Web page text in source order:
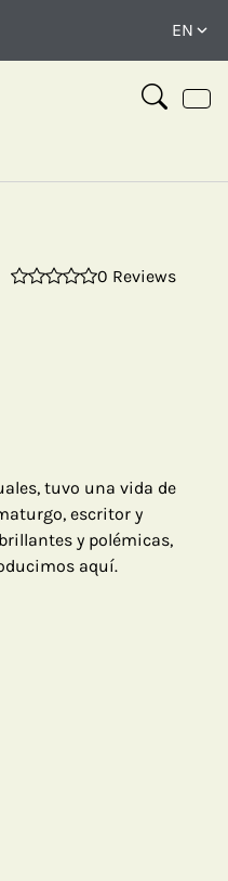
0 Reviews
tuvo una vida de
escritor y
y polémicas,
aquí.